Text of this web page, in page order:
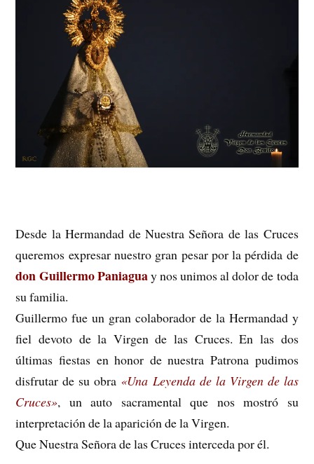
Desde la Hermandad de Nuestra Señora de las Cruces
queremos expresar nuestro gran pesar por la pérdida de
don Guillermo Paniaguay nos unimos al dolor de toda
su familia.
Guillermo fue un gran colaborador de la Hermandad y
fiel devoto de la Virgen de las Cruces. En las dos
últimas fiestas en honor de nuestra Patrona pudimos
disfrutar de su obra «Una Leyenda de la Virgen de las
Cruces», un auto sacramental que nos mostró su
interpretación de la aparición de la Virgen.
Que Nuestra Señora de las Cruces interceda por él.